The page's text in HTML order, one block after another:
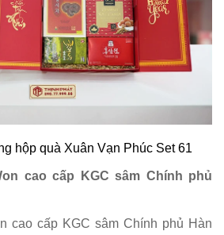
hộp quà Xuân Vạn Phúc Set 61
cao cấp KGC sâm Chính phủ
cao cấp KGC sâm Chính phủ Hàn